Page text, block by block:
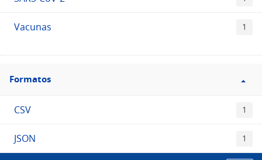
Vacunas 1
Filtro
Formatos
Formatos
CSV 1
JSON 1